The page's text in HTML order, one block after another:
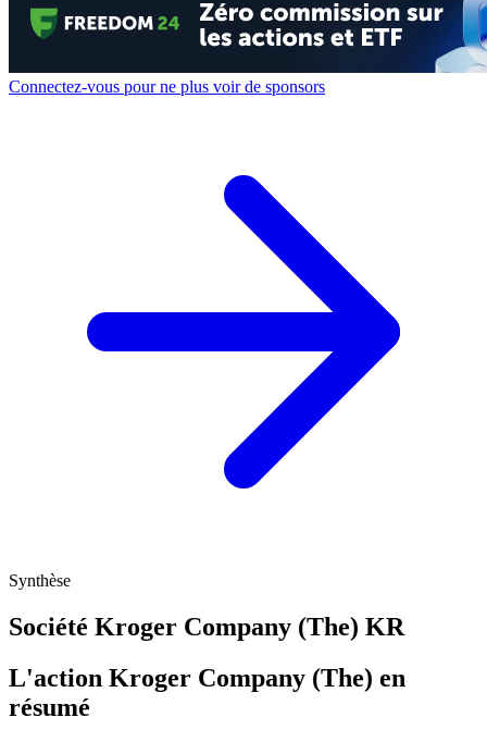
Connectez-vous pour ne plus voir de sponsors
Synthèse
Société Kroger Company (The) KR
L'action Kroger Company (The) en
résumé